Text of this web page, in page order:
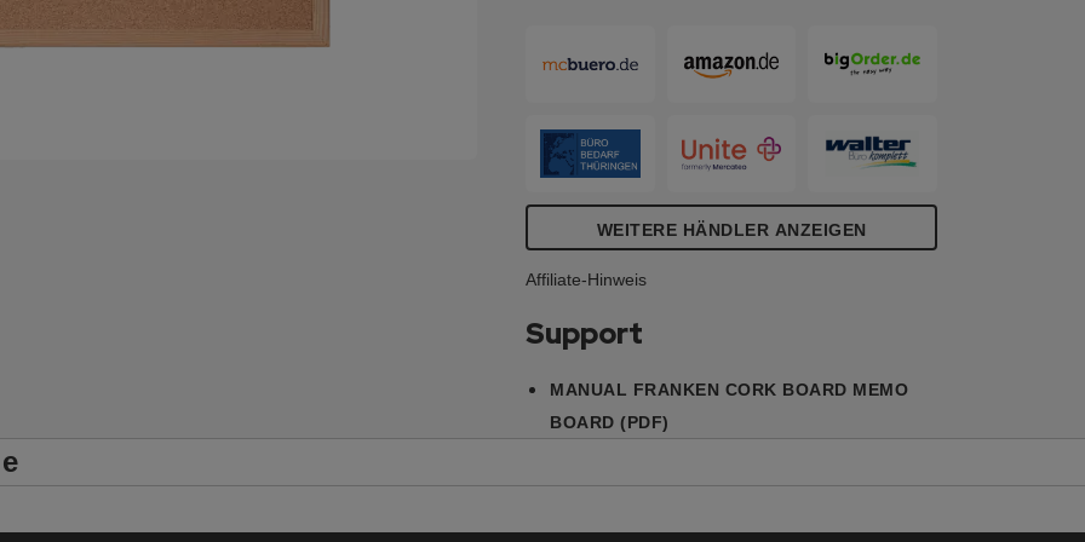
WEITERE HÄNDLER ANZEIGEN
Affiliate-Hinweis
Support
MANUAL FRANKEN CORK BOARD MEMO
BOARD (PDF)